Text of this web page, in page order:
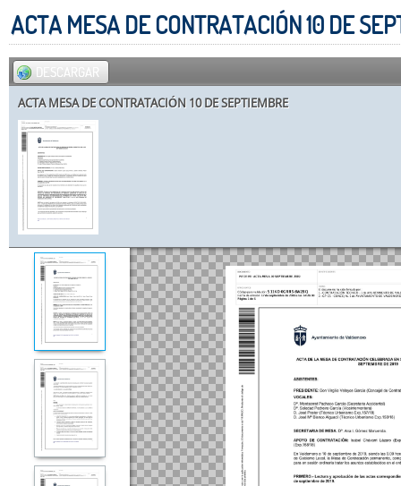
ACTA MESA DE CONTRATACIÓN 10 DE
DESCARGAR
ACTA MESA DE CONTRATACIÓN 10 DE SEPTIEMBRE